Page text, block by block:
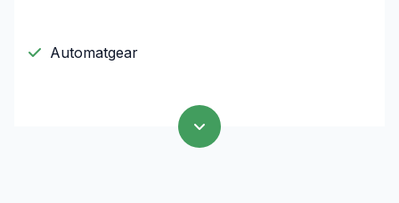
Automatgear